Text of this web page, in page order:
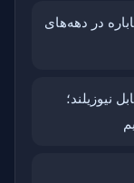
در دهه‌های
نیوزیلند؛